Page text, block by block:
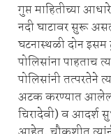
गुप्त माहितीच्या
नदी घाटावर सुरू
घटनास्थळी दोन इसम
पोलिसांना पाहताच
पोलिसांनी तत्परतेने
अटक करण्यात
चिरादेवी) व आदर्श